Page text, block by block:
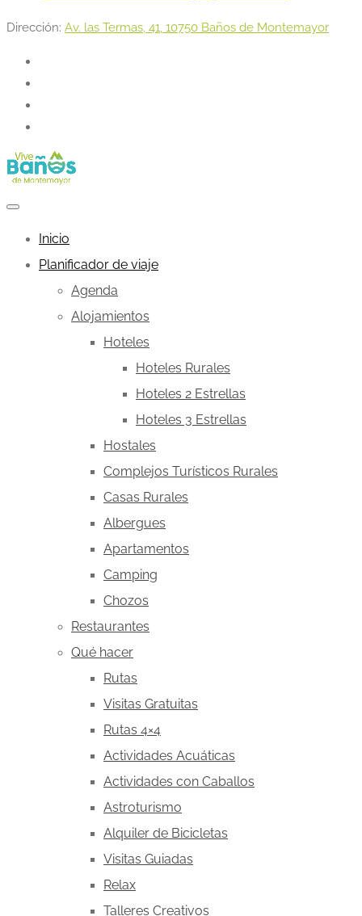
Dirección: Av. las Termas, 41, 10750 Baños de Montemayor
Inicio
Planificador de viaje
Agenda
Alojamientos
Hoteles
Hoteles Rurales
Hoteles 2 Estrellas
Hoteles 3 Estrellas
Hostales
Complejos Turísticos Rurales
Casas Rurales
Albergues
Apartamentos
Camping
Chozos
Restaurantes
Qué hacer
Rutas
Visitas Gratuitas
Rutas 4×4
Actividades Acuáticas
Actividades con Caballos
Astroturismo
Alquiler de Bicicletas
Visitas Guiadas
Relax
Talleres Creativos